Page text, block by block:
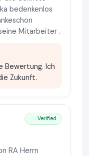
bedenkenlos
Mitarbeiter .
Bewertung. Ich
Zukunft.
Verified
RA Herrn